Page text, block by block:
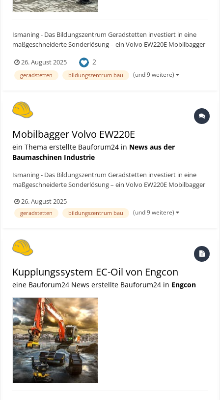
Ismaning - Das Bildungszentrum Geradstetten investiert in eine
maßgeschneiderte Sonderlösung – ein Volvo EW220E Mobilbagger
einem innovativem Schnellwechslersystem Bauforum24 Artikel
(05.08.2025): Volvo Bagger EC530E Echte Spezialm...
26. August 2025 2
geradstetten bildungszentrum bau (und 9 weitere)
Mobilbagger Volvo EW220E
ein Thema erstellte Bauforum24 in News aus der
Baumaschinen Industrie
Ismaning - Das Bildungszentrum Geradstetten investiert in eine
maßgeschneiderte Sonderlösung – ein Volvo EW220E Mobilbagger
einem innovativem Schnellwechslersystem Bauforum24 Artikel
(05.08.2025): Volvo Bagger EC530E Echte Spezialm...
26. August 2025
geradstetten bildungszentrum bau (und 9 weitere)
Kupplungssystem EC-Oil von Engcon
eine Bauforum24 News erstellte Bauforum24 in Engcon